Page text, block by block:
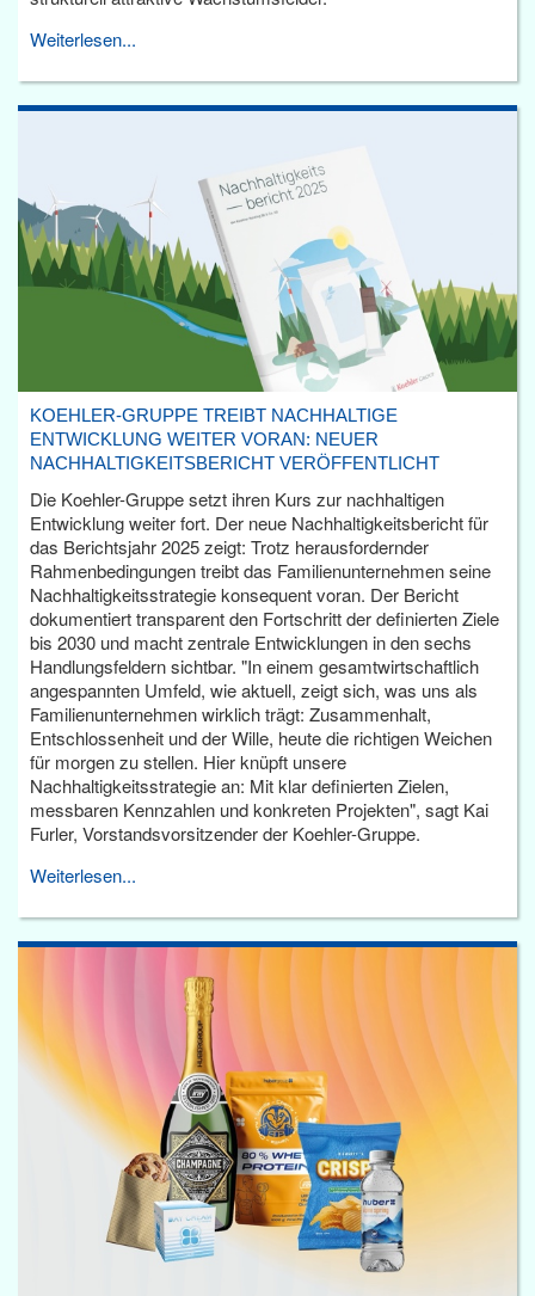
Weiterlesen...
KOEHLER-GRUPPE TREIBT NACHHALTIGE
ENTWICKLUNG WEITER VORAN: NEUER
NACHHALTIGKEITSBERICHT VERÖFFENTLICHT
Die Koehler-Gruppe setzt ihren Kurs zur nachhaltigen
Entwicklung weiter fort. Der neue Nachhaltigkeitsbericht für
das Berichtsjahr 2025 zeigt: Trotz herausfordernder
Rahmenbedingungen treibt das Familienunternehmen seine
Nachhaltigkeitsstrategie konsequent voran. Der Bericht
dokumentiert transparent den Fortschritt der definierten Ziele
bis 2030 und macht zentrale Entwicklungen in den sechs
Handlungsfeldern sichtbar. "In einem gesamtwirtschaftlich
angespannten Umfeld, wie aktuell, zeigt sich, was uns als
Familienunternehmen wirklich trägt: Zusammenhalt,
Entschlossenheit und der Wille, heute die richtigen Weichen
für morgen zu stellen. Hier knüpft unsere
Nachhaltigkeitsstrategie an: Mit klar definierten Zielen,
messbaren Kennzahlen und konkreten Projekten", sagt Kai
Furler, Vorstandsvorsitzender der Koehler-Gruppe.
Weiterlesen...